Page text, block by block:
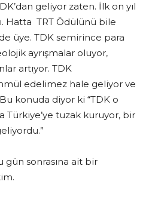
geliyor zaten. İlk on yıl
Hatta TRT Ödülünü bile
üye. TDK semirince para
ayrışmalar oluyor,
artıyor. TDK
edelimez hale geliyor ve
konuda diyor ki “TDK o
Türkiye’ye tuzak kuruyor, bir
gün sonrasına ait bir